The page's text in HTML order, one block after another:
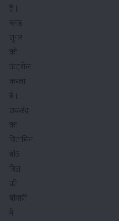
है।
ब्लड
शुगर
को
कंट्रोल
करता
है।
शकरंद
का
विटामिन
बी6
दिल
की
बीमारी
में